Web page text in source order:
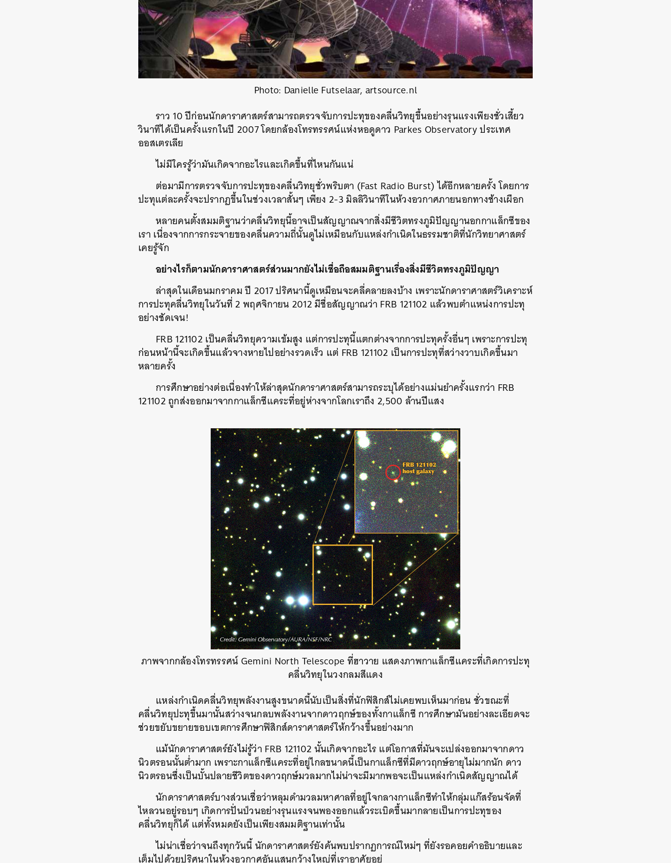
Photo: Danielle Futselaar, artsource.nl
ราว 10 ปีก่อนนักดาราศาสตร์สามารถตรวจจับการปะทุของคลื่นวิทยุขึ้นอย่างรุนแรงเพียงชั่วเสี้ยว
วินาทีได้เป็นครั้งแรกในปี 2007 โดยกล้องโทรทรรศน์แห่งหอดูดาว Parkes Observatory ประเทศ
ออสเตรเลีย
ไม่มีใครรู้ว่ามันเกิดจากอะไรและเกิดขึ้นที่ไหนกันแน่
ต่อมามีการตรวจจับการปะทุของคลื่นวิทยุชั่วพริบตา (Fast Radio Burst) ได้อีกหลายครั้ง โดยการ
ปะทุแต่ละครั้งจะปรากฏขึ้นในช่วงเวลาสั้นๆ เพียง 2-3 มิลลิวินาทีในห้วงอวกาศภายนอกทางช้างเผือก
หลายคนตั้งสมมติฐานว่าคลื่นวิทยุนี้อาจเป็นสัญญาณจากสิ่งมีชีวิตทรงภูมิปัญญานอกกาแล็กซีของ
เรา เนื่องจากการกระจายของคลื่นความถี่นั้นดูไม่เหมือนกับแหล่งกำเนิดในธรรมชาติที่นักวิทยาศาสตร์
เคยรู้จัก
อย่างไรก็ตามนักดาราศาสตร์ส่วนมากยังไม่เชื่อถือสมมติฐานเรื่องสิ่งมีชีวิตทรงภูมิปัญญา
ล่าสุดในเดือนมกราคม ปี 2017 ปริศนานี้ดูเหมือนจะคลี่คลายลงบ้าง เพราะนักดาราศาสตร์วิเคราะห์
การปะทุคลื่นวิทยุในวันที่ 2 พฤศจิกายน 2012 มีชื่อสัญญาณว่า FRB 121102 แล้วพบตำแหน่งการปะทุ
อย่างชัดเจน!
FRB 121102 เป็นคลื่นวิทยุความเข้มสูง แต่การปะทุนี้แตกต่างจากการปะทุครั้งอื่นๆ เพราะการปะทุ
ก่อนหน้านี้จะเกิดขึ้นแล้วจางหายไปอย่างรวดเร็ว แต่ FRB 121102 เป็นการปะทุที่สว่างวาบเกิดขึ้นมา
หลายครั้ง
การศึกษาอย่างต่อเนื่องทำให้ล่าสุดนักดาราศาสตร์สามารถระบุได้อย่างแม่นยำครั้งแรกว่า FRB
121102 ถูกส่งออกมาจากกาแล็กซีแคระที่อยู่ห่างจากโลกเราถึง 2,500 ล้านปีแสง
ภาพจากกล้องโทรทรรศน์ Gemini North Telescope ที่ฮาวาย แสดงภาพกาแล็กซีแคระที่เกิดการปะทุ
คลื่นวิทยุในวงกลมสีแดง
แหล่งกำเนิดคลื่นวิทยุพลังงานสูงขนาดนี้นับเป็นสิ่งที่นักฟิสิกส์ไม่เคยพบเห็นมาก่อน ชั่วขณะที่
คลื่นวิทยุปะทุขึ้นมานั้นสว่างจนกลบพลังงานจากดาวฤกษ์ของทั้งกาแล็กซี การศึกษามันอย่างละเอียดจะ
ช่วยขยับขยายขอบเขตการศึกษาฟิสิกส์ดาราศาสตร์ให้กว้างขึ้นอย่างมาก
แม้นักดาราศาสตร์ยังไม่รู้ว่า FRB 121102 นั้นเกิดจากอะไร แต่โอกาสที่มันจะเปล่งออกมาจากดาว
นิวตรอนนั้นต่ำมาก เพราะกาแล็กซีแคระที่อยู่ไกลขนาดนี้เป็นกาแล็กซีที่มีดาวฤกษ์อายุไม่มากนัก ดาว
นิวตรอนซึ่งเป็นบั้นปลายชีวิตของดาวฤกษ์มวลมากไม่น่าจะมีมากพอจะเป็นแหล่งกำเนิดสัญญาณได้
นักดาราศาสตร์บางส่วนเชื่อว่าหลุมดำมวลมหาศาลที่อยู่ใจกลางกาแล็กซีทำให้กลุ่มแก๊สร้อนจัดที่
ไหลวนอยู่รอบๆ เกิดการปั่นป่วนอย่างรุนแรงจนพองออกแล้วระเบิดขึ้นมากลายเป็นการปะทุของ
คลื่นวิทยุก็ได้ แต่ทั้งหมดยังเป็นเพียงสมมติฐานเท่านั้น
ไม่น่าเชื่อว่าจนถึงทุกวันนี้ นักดาราศาสตร์ยังค้นพบปรากฏการณ์ใหม่ๆ ที่ยังรอคอยคำอธิบายและ
เต็มไปด้วยปริศนาในห้วงอวกาศอันแสนกว้างใหญ่ที่เราอาศัยอยู่
ค้นหา
SHARE TWEET LINE EMAIL